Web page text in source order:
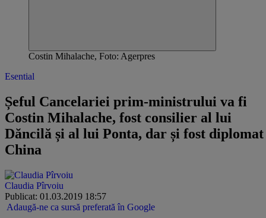
Costin Mihalache, Foto: Agerpres
Esential
Șeful Cancelariei prim-ministrului va fi
Costin Mihalache, fost consilier al lui
Dăncilă și al lui Ponta, dar și fost
China
Claudia Pîrvoiu
Publicat: 01.03.2019 18:57
Adaugă-ne ca sursă preferată în Google